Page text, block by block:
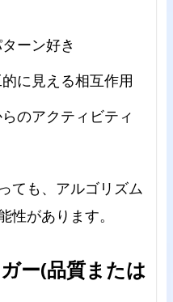
ーン好き
に見える相互作用
のアクティビティ
ても、アルゴリズム
性があります。
ー(品質または